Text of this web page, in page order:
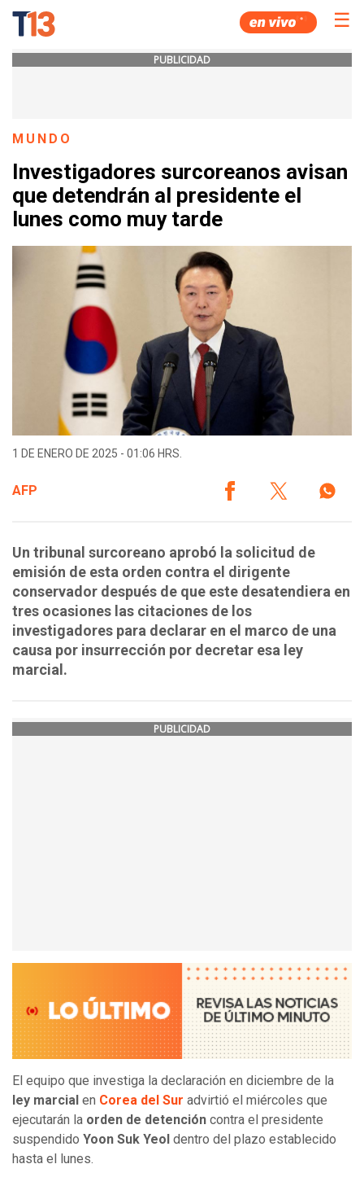
☰
PUBLICIDAD
MUNDO
Investigadores surcoreanos avisan
que detendrán al presidente el
lunes como muy tarde
1 DE ENERO DE 2025 - 01:06 HRS.
AFP
Un tribunal surcoreano aprobó la solicitud de
emisión de esta orden contra el dirigente
conservador después de que este desatendiera en
tres ocasiones las citaciones de los
investigadores para declarar en el marco de una
causa por insurrección por decretar esa ley
marcial.
PUBLICIDAD
El equipo que investiga la declaración en diciembre de la
ley marcial en Corea del Sur advirtió el miércoles que
ejecutarán la orden de detención contra el presidente
suspendido Yoon Suk Yeol dentro del plazo establecido
hasta el lunes.